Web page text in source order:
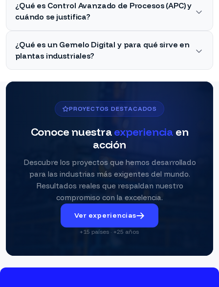
¿Qué es Control Avanzado de Procesos (APC) y
cuándo se justifica?
¿Qué es un Gemelo Digital y para qué sirve en
plantas industriales?
PROYECTOS DESTACADOS
Conoce nuestraexperienciaen
acción
Descubre los proyectos que hemos desarrollado
para las industrias más exigentes del mundo.
Resultados reales que respaldan nuestro
compromiso con la excelencia.
Ver experiencias
+15 países · +25 años